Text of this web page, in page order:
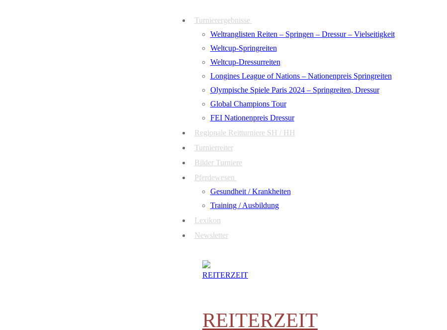
Turnierergebnisse
Weltranglisten Reiten – Springen – Dressur – Vielseitigkeit
Weltcup-Springreiten
Weltcup-Dressurreiten
Longines League of Nations – Nationenpreis Springreiten
Olympische Spiele Paris 2024 – Springreiten, Dressur
Global Champions Tour
FEI Nationenpreis Dressur
Regionale Reitturniere SH / HH
Turnierreiter
Bilder Turniere
Pferdewesen
Gesundheit / Krankheiten
Training / Ausbildung
Lexikon
Newsletter
REITERZEIT